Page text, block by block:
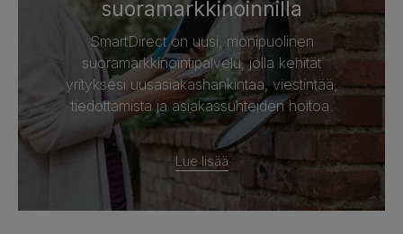
suoramarkkinoinnilla
SmartDirect on uusi, monipuolinen
suoramarkkinointipalvelu, jolla kehität
yrityksesi uusasiakashankintaa, viestintää,
tiedottamista ja asiakassuhteiden hoitoa.
Lue lisää